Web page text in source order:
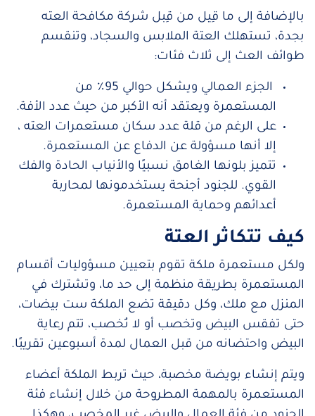
بالإضافة إلى ما قِيل من قِبل شركة مكافحة العته
بجدة، تستهلك العتة الملابس والسجاد، وتنقسم
طوائف العث إلى ثلاث فئات:
الجزء العمالي ويشكل حوالي 95٪ من
المستعمرة ويعتقد أنه الأكبر من حيث عدد الأفة.
على الرغم من قلة عدد سكان مستعمرات العته ،
إلا أنها مسؤولة عن الدفاع عن المستعمرة.
تتميز بلونها الغامق نسبيًا والأنياب الحادة والفك
القوي. للجنود أجنحة يستخدمونها لمحاربة
أعدائهم وحماية المستعمرة.
كيف تتكاثر العتة
ولكل مستعمرة ملكة تقوم بتعيين مسؤوليات أقسام
المستعمرة بطريقة منظمة إلى حد ما، وتشترك في
المنزل مع ملك، وكل دقيقة تضع الملكة ست بيضات،
حتى تفقس البيض وتخصب أو لا تُخصب، تتم رعاية
البيض واحتضانه من قبل العمال لمدة أسبوعين تقريبًا.
ويتم إنشاء بويضة مخصبة، حيث تربط الملكة أعضاء
المستعمرة بالمهمة المطروحة من خلال إنشاء فئة